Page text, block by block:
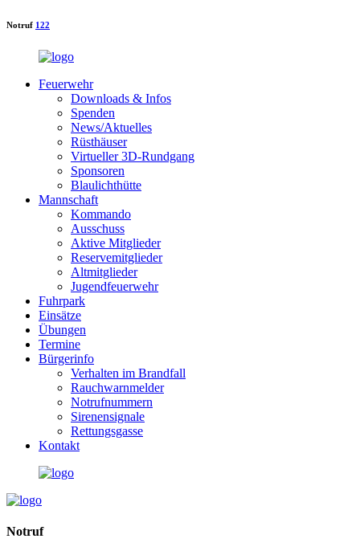
Notruf 122
Feuerwehr
Downloads & Infos
Spenden
News/Aktuelles
Rüsthäuser
Virtueller 3D-Rundgang
Sponsoren
Blaulichthütte
Mannschaft
Kommando
Ausschuss
Aktive Mitglieder
Reservemitglieder
Altmitglieder
Jugendfeuerwehr
Fuhrpark
Einsätze
Übungen
Termine
Bürgerinfo
Verhalten im Brandfall
Rauchwarnmelder
Notrufnummern
Sirenensignale
Rettungsgasse
Kontakt
Notruf